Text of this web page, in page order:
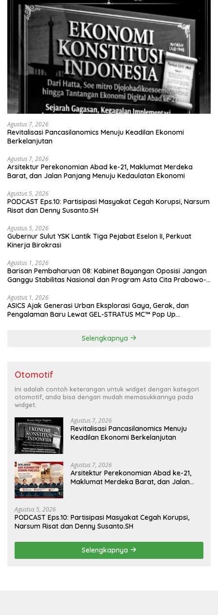
Agustus 7, 2026
Revitalisasi Pancasilanomics Menuju Keadilan Ekonomi
Berkelanjutan
Agustus 7, 2026
Arsitektur Perekonomian Abad ke-21, Maklumat Merdeka
Barat, dan Jalan Panjang Menuju Kedaulatan Ekonomi
Agustus 5, 2026
PODCAST Eps.10: Partisipasi Masyakat Cegah Korupsi, Narsum
Risat dan Denny Susanto.SH
Agustus 5, 2026
Gubernur Sulut YSK Lantik Tiga Pejabat Eselon II, Perkuat
Kinerja Birokrasi
Agustus 1, 2026
Barisan Pembaharuan 08: Kabinet Bayangan Oposisi Jangan
Ganggu Stabilitas Nasional dan Program Asta Cita Prabowo-
Agustus 1, 2026
ASICS Ajak Generasi Urban Eksplorasi Gaya, Gerak, dan
Pengalaman Baru Lewat GEL-STRATUS MC™ Pop Up
Selengkapnya
Otomotif
Ini adalah contoh keterangan untuk widget dengan kategori
otomotif, anda bisa dengan mudah memasukkannya pada
widget.
Agustus 7, 2026
Revitalisasi Pancasilanomics Menuju
Keadilan Ekonomi Berkelanjutan
Agustus 7, 2026
Arsitektur Perekonomian Abad ke-21,
Maklumat Merdeka Barat, dan Jalan
Agustus 5, 2026
PODCAST Eps.10: Partisipasi Masyakat Cegah Korupsi,
Narsum Risat dan Denny Susanto.SH
Selengkapnya